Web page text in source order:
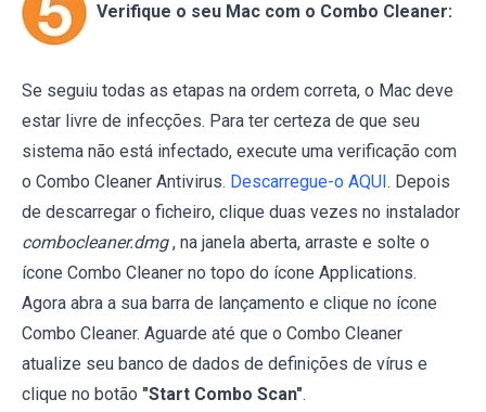
Verifique o seu Mac com o Combo Cleaner:
Se seguiu todas as etapas na ordem correta, o Mac deve
estar livre de infecções. Para ter certeza de que seu
sistema não está infectado, execute uma verificação com
o Combo Cleaner Antivirus. Descarregue-o AQUI . Depois
de descarregar o ficheiro, clique duas vezes no instalador
combocleaner.dmg , na janela aberta, arraste e solte o
ícone Combo Cleaner no topo do ícone Applications.
Agora abra a sua barra de lançamento e clique no ícone
Combo Cleaner. Aguarde até que o Combo Cleaner
atualize seu banco de dados de definições de vírus e
clique no botão "Start Combo Scan".